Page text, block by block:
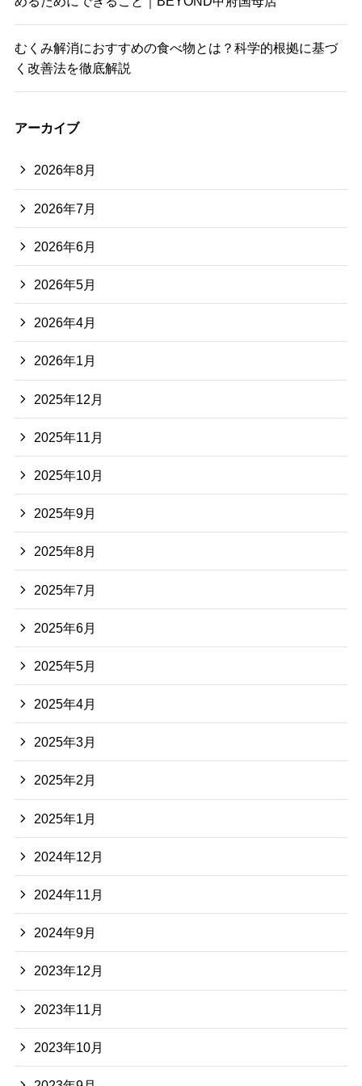
むくみ解消におすすめの食べ物とは？科学的根拠に基づ
く改善法を徹底解説
アーカイブ
2026年8月
2026年7月
2026年6月
2026年5月
2026年4月
2026年1月
2025年12月
2025年11月
2025年10月
2025年9月
2025年8月
2025年7月
2025年6月
2025年5月
2025年4月
2025年3月
2025年2月
2025年1月
2024年12月
2024年11月
2024年9月
2023年12月
2023年11月
2023年10月